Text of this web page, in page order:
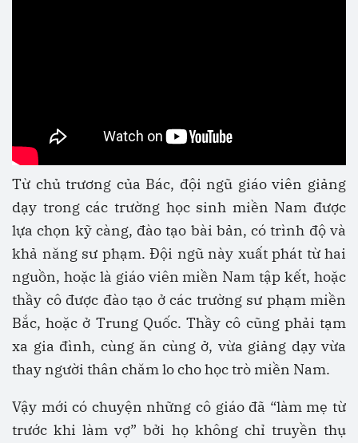
Từ chủ trương của Bác, đội ngũ giáo viên giảng
dạy trong các trường học sinh miền Nam được
lựa chọn kỹ càng, đào tạo bài bản, có trình độ và
khả năng sư phạm. Đội ngũ này xuất phát từ hai
nguồn, hoặc là giáo viên miền Nam tập kết, hoặc
thầy cô được đào tạo ở các trường sư phạm miền
Bắc, hoặc ở Trung Quốc. Thầy cô cũng phải tạm
xa gia đình, cùng ăn cùng ở, vừa giảng dạy vừa
thay người thân chăm lo cho học trò miền Nam.
Vậy mới có chuyện những cô giáo đã “làm mẹ từ
trước khi làm vợ” bởi họ không chỉ truyền thụ